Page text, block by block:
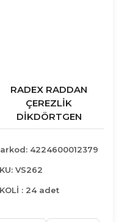
RADEX RADDAN
ÇEREZLİK
DİKDÖRTGEN
4224600012379
VS262
: 24 adet